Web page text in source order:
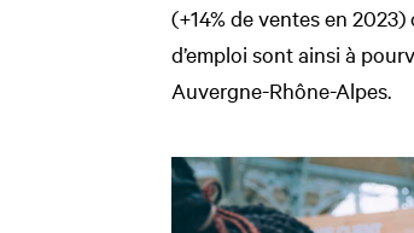
(+14% de ventes en
d’emploi sont ainsi à
Auvergne-Rhône-Alpes.